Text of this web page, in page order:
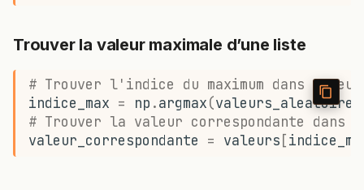
Trouver la valeur maximale d’une liste
# Trouver l'indice du maximum dans
indice_max = np .argmax(valeurs_aleatoires
# Trouver la valeur correspondante
valeur_correspondante = valeurs [